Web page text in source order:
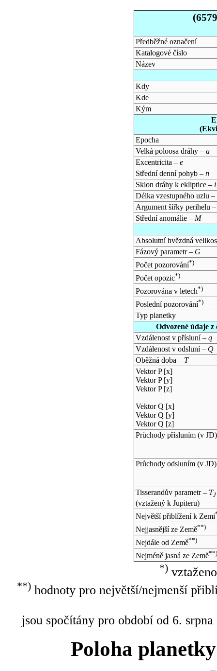
Předběžné označení
Katalogové číslo
Název
Kdy
Kde
Kým
Epocha
Velká poloosa dráhy – a
Excentricita – e
Střední denní pohyb – n
Sklon dráhy k ekliptice – i
Délka vzestupného uzlu –
Argument šířky perihelu
Střední anomálie – M
Absolutní hvězdná
Fázový parametr – G
Počet pozorování*)
Počet opozic*)
Pozorována v letech*)
Poslední pozorování*)
Typ planetky
Odvozené údaje
Vzdálenost v přísluní – q
Vzdálenost v odsluní – Q
Oběžná doba – T
Vektor P [x]
Vektor P [y]
Vektor P [z]
Vektor Q [x]
Vektor Q [y]
Vektor Q [z]
Průchody přísluním (v JD)
Průchody odsluním (v JD)
Tisserandův parametr – TJ
(vztažený k Jupiteru)
Největší přiblížení k Zemi
Nejjasnější ze Země**)
Nejdále od Země**)
Nejméně jasná ze Země**)
*)
**)hodnoty pro největší/nejmenší
jsou spočítány pro období od 6.
Poloha